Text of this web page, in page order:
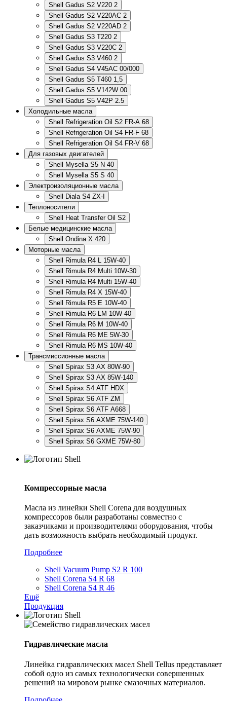
Shell Gadus S2 V220 2
Shell Gadus S2 V220AC 2
Shell Gadus S2 V220AD 2
Shell Gadus S3 T220 2
Shell Gadus S3 V220C 2
Shell Gadus S3 V460 2
Shell Gadus S4 V45AC 00/000
Shell Gadus S5 T460 1,5
Shell Gadus S5 V142W 00
Shell Gadus S5 V42P 2.5
Холодильные масла
Shell Refrigeration Oil S2 FR-A 68
Shell Refrigeration Oil S4 FR-F 68
Shell Refrigeration Oil S4 FR-V 68
Для газовых двигателей
Shell Mysella S5 N 40
Shell Mysella S5 S 40
Электроизоляционные масла
Shell Diala S4 ZX-I
Теплоносители
Shell Heat Transfer Oil S2
Белые медицинские масла
Shell Ondina X 420
Моторные масла
Shell Rimula R4 L 15W-40
Shell Rimula R4 Multi 10W-30
Shell Rimula R4 Multi 15W-40
Shell Rimula R4 X 15W-40
Shell Rimula R5 E 10W-40
Shell Rimula R6 LM 10W-40
Shell Rimula R6 M 10W-40
Shell Rimula R6 ME 5W-30
Shell Rimula R6 MS 10W-40
Трансмиссионные масла
Shell Spirax S3 AX 80W-90
Shell Spirax S3 AX 85W-140
Shell Spirax S4 ATF HDX
Shell Spirax S6 ATF ZM
Shell Spirax S6 ATF А668
Shell Spirax S6 AXME 75W-140
Shell Spirax S6 AXME 75W-90
Shell Spirax S6 GXME 75W-80
Компрессорные масла
Масла из линейки Shell Corena для воздушных
компрессоров были разработаны совместно с
заказчиками и производителями оборудования, чтобы
дать возможность выбрать необходимый продукт.
Подробнее
Shell Vacuum Pump S2 R 100
Shell Corena S4 R 68
Shell Corena S4 R 46
Ещё
Продукция
Гидравлические масла
Линейка гидравлических масел Shell Tellus представляет
собой одно из самых технологически совершенных
решений на мировом рынке смазочных материалов.